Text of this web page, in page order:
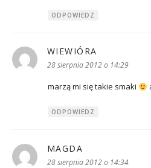
ODPOWIEDZ
WIEWIÓRA
28 sierpnia 2012 o 14:29
marzą mi się takie smaki
ODPOWIEDZ
MAGDA
28 sierpnia 2012 o 14:34